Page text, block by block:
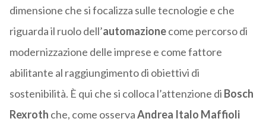
dimensione che si focalizza sulle tecnologie e che
riguarda il ruolo dell’automazionecome percorso di
modernizzazione delle imprese e come fattore
abilitante al raggiungimento di obiettivi di
sostenibilità. È qui che si colloca l’attenzione di Bosch
Rexroth che, come osservaAndrea Italo Maffioli